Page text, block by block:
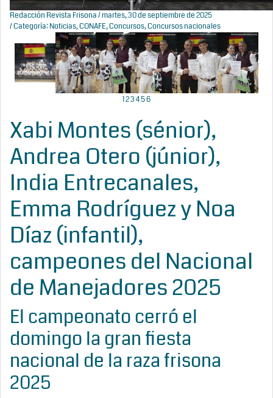
Redacción Revista Frisona/ martes, 30 de septiembre de 2025
/ Categoría:Noticias,CONAFE,Concursos,Concursos nacionales
123456
Xabi Montes (sénior),
Andrea Otero (júnior),
India Entrecanales,
Emma Rodríguez y Noa
Díaz (infantil),
campeones del Nacional
de Manejadores 2025
El campeonato cerró el
domingo la gran fiesta
nacional de la raza frisona
2025